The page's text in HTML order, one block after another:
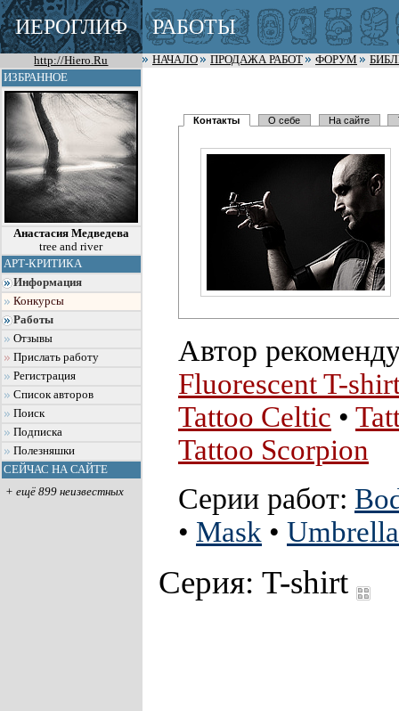
ИЕРОГЛИФ РАБОТЫ
http://Hiero.Ru НАЧАЛО ПРОДАЖА РАБОТ ФОРУМ
ИЗБРАННОЕ
Анастасия Медведева
tree and river
АРТ-КРИТИКА
Информация
Конкурсы
Работы
Отзывы
Прислать работу
Регистрация
Список авторов
Поиск
Подписка
Полезняшки
СЕЙЧАС НА САЙТЕ
+ ещё 899 неизвестных
Контакты О себе На сайте
Автор
Fluorescent T-
Tattoo Celtic •
Tattoo Scorpion
Серии работ:
• Mask • Umbrella
Серия: T-shirt